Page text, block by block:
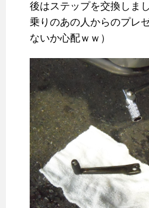
後はステップを交換しま
乗りのあの人からのプレ
ないか心配ｗｗ）